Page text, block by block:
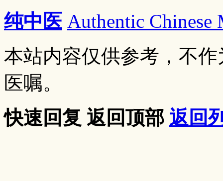
纯中医 Authentic
本站内容仅供参考，不
医嘱。
快速回复 返回顶部 返回